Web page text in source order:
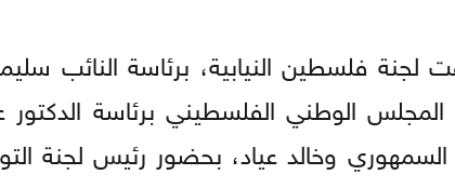
لجنة فلسطين النيابية، برئاسة النائب
المجلس الوطني الفلسطيني برئاسة
وخالد عياد، بحضور رئيس لجنة